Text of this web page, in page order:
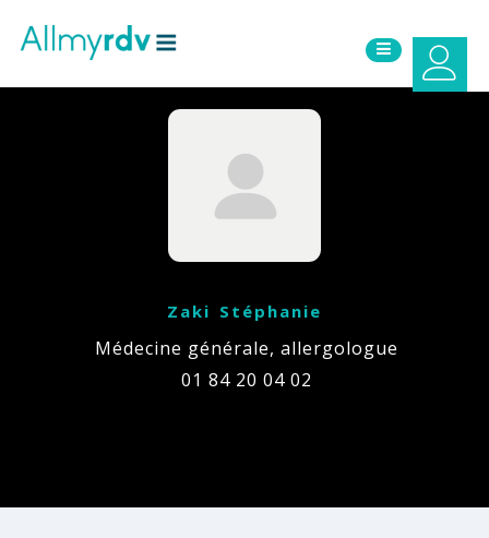
Zaki Stéphanie
Médecine générale, allergologue
01 84 20 04 02